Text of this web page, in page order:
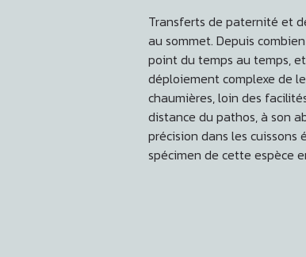
Transferts de paternité et
au sommet. Depuis
point du temps au temps,
déploiement complexe de
chaumières, loin des
distance du pathos, à son
précision dans les cuissons
spécimen de cette espèce